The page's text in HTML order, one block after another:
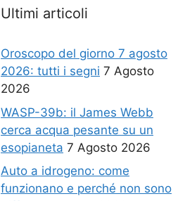
Ultimi articoli
Oroscopo del giorno 7 agosto
2026: tutti i segni 7 Agosto
2026
WASP-39b: il James Webb
cerca acqua pesante su un
esopianeta 7 Agosto 2026
Auto a idrogeno: come
funzionano e perché non sono